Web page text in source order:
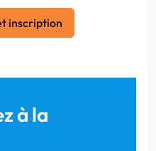
inscription
à la